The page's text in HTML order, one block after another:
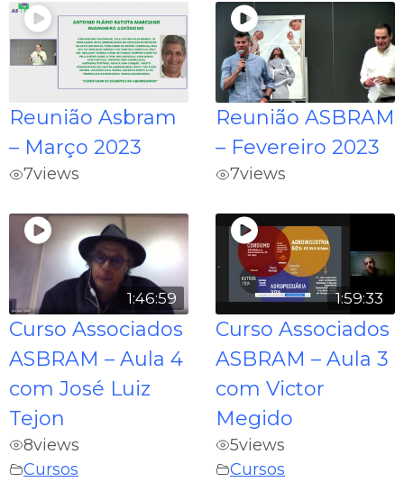
Reunião Asbram
– Março 2023
7views
Reunião ASBRAM
– Fevereiro 2023
7views
1:46:59
Curso Associados
ASBRAM – Aula 4
com José Luiz
Tejon
8views
Cursos
1:59:33
Curso Associados
ASBRAM – Aula 3
com Victor
Megido
5views
Cursos